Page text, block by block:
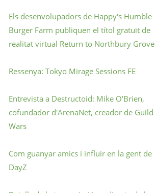
Els desenvolupadors de Happy's Humble
Burger Farm publiquen el títol gratuït de
realitat virtual Return to Northbury Grove
Ressenya: Tokyo Mirage Sessions FE
Entrevista a Destructoid: Mike O'Brien,
cofundador d'ArenaNet, creador de Guild
Wars
Com guanyar amics i influir en la gent de
DayZ